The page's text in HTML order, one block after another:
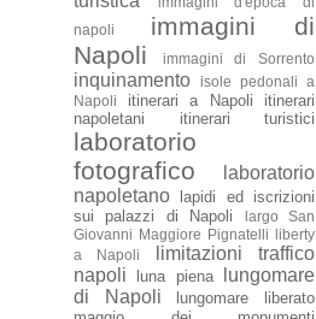
napoli
immagini di
Napoli
immagini di Sorrento
inquinamento
isole pedonali a
Napoli
itinerari a Napoli
itinerari
napoletani
itinerari turistici
laboratorio
fotografico
laboratorio
napoletano
lapidi ed iscrizioni
sui palazzi di Napoli
largo San
Giovanni Maggiore Pignatelli liberty
a Napoli
limitazioni traffico
napoli
luna piena
lungomare
di Napoli
lungomare liberato